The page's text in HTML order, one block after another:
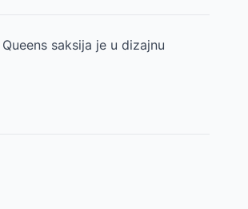
saksija je u dizajnu